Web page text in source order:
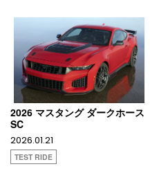
2026 マスタング ダークホース
SC
2026.01.21
TEST RIDE